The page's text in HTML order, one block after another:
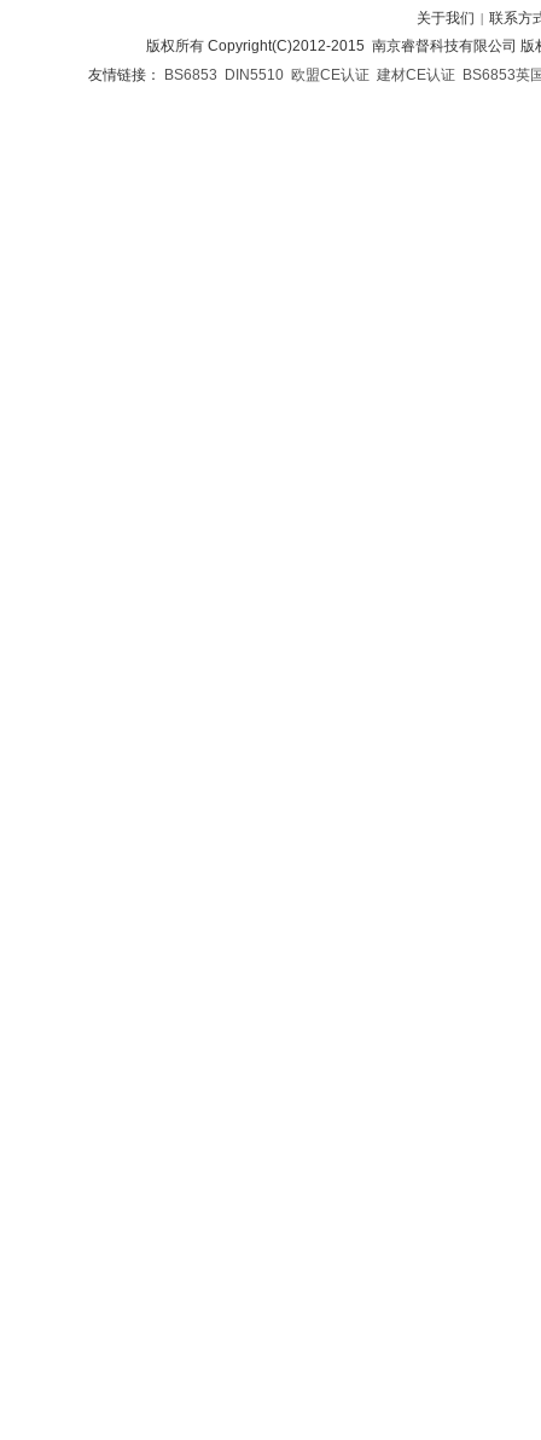
关于我们 | 联系方
版权所有 Copyright(C)2012-2015 南京睿督科技有限公司
友情链接：
BS6853 DIN5510 欧盟CE认证 建材CE认证 BS6853英